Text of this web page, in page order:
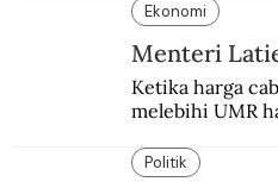
Ekonomi
Menteri
Ketika harga
melebihi UMR
Politik